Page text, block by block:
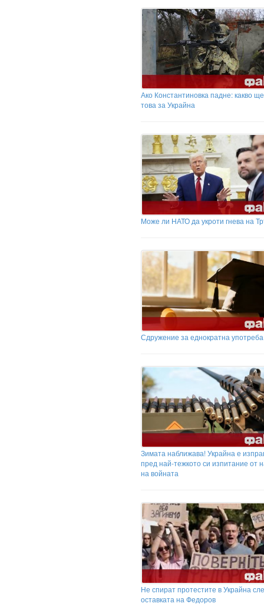
Ако Константиновка падне: какво
това за Украйна
Може ли НАТО да укроти гнева на
Сдружение за еднократна употреба
Зимата наближава! Украйна е
пред най-тежкото си изпитание от
на войната
Не спират протестите в Украйна
оставката на Федоров